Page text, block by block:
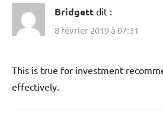
Bridgett dit :
8 février 2019 à 07:31
This is true for investment
effectively.